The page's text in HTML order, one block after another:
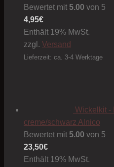
Bewertet mit 5.00 von 5
4,95€
Enthält 19% MwSt.
zzgl. Versand
Lieferzeit: ca. 3-4 Werktage
Wickelkit -
creme/schwarz Alnico
Bewertet mit 5.00 von 5
23,50€
Enthält 19% MwSt.